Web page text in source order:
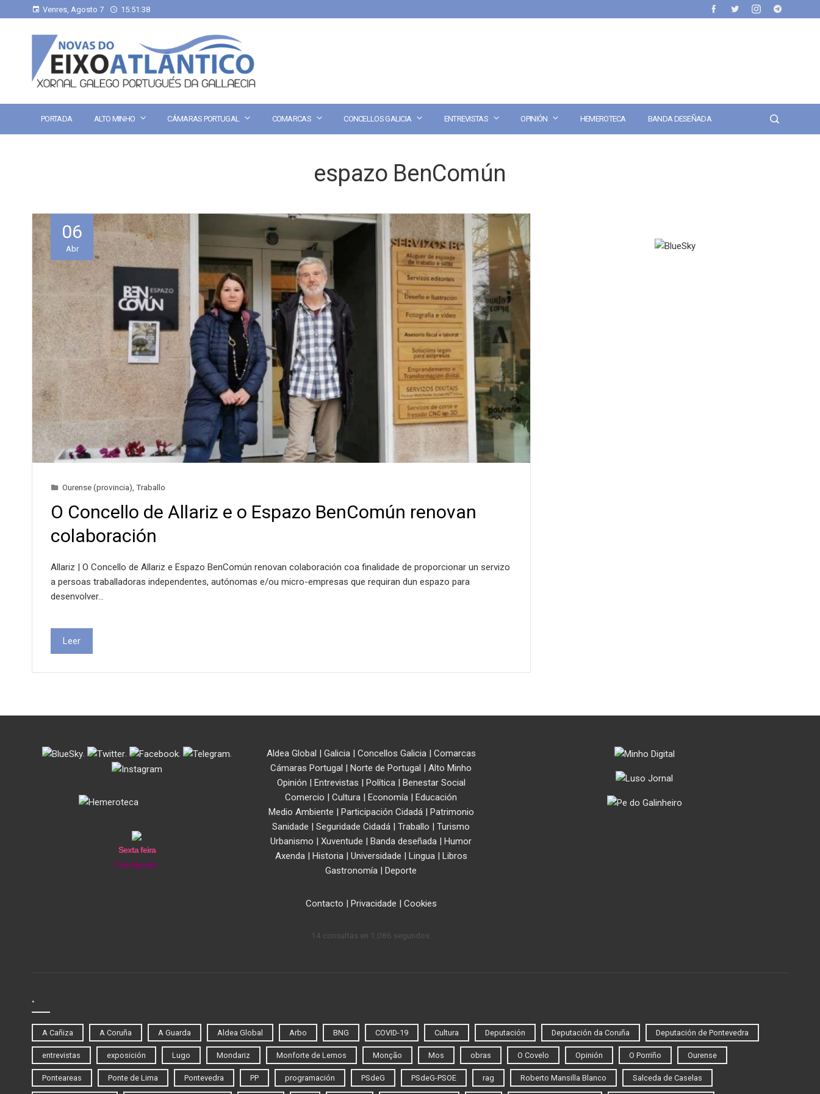
Venres, Agosto 7 15:51:38
PORTADA ALTO MINHO CÁMARAS PORTUGAL COMARCAS CONCELLOS GALICIA ENTREVISTAS OPINIÓN HEMEROTECA BANDA DESEÑADA
espazo BenComún
06
Abr
Ourense (provincia) Traballo
O Concello de Allariz e o Espazo BenComún renovan
colaboración
Allariz | O Concello de Allariz e Espazo BenComún renovan colaboración coa finalidade de proporcionar un servizo
a persoas traballadoras independentes, autónomas e/ou micro-empresas que requiran dun espazo para
desenvolver…
Leer
. . . .
Sexta feira
7 de Agosto
Aldea Global | Galicia| Concellos Galicia| Comarcas
Cámaras Portugal | Norte de Portugal | Alto Minho
Opinión | Entrevistas | Política| Benestar Social
Comercio | Cultura | Economía | Educación
Medio Ambiente | Participación Cidadá| Patrimonio
Sanidade | Seguridade Cidadá | Traballo | Turismo
Urbanismo | Xuventude | Banda deseñada | Humor
Axenda| Historia| Universidade | Lingua| Libros
Gastronomía | Deporte
Contacto | Privacidade | Cookies
14 consultas en 1,086 segundos.
.
A Cañiza A Coruña A Guarda Aldea Global Arbo BNG COVID-19 Cultura Deputación Deputación da Coruña Deputación de Pontevedra
entrevistas exposición Lugo Mondariz Monforte de Lemos Monção Mos obras O Covelo Opinión O Porriño Ourense
Ponteareas Ponte de Lima Pontevedra PP programación PSdeG PSdeG-PSOE rag Roberto Mansilla Blanco Salceda de Caselas